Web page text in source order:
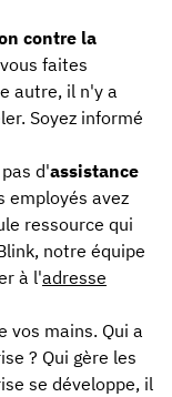
contre la
faites
autre, il n'y a
Soyez informé
d'assistance
employés avez
ressource qui
notre équipe
à l'adresse
vos mains. Qui a
? Qui gère les
se développe, il